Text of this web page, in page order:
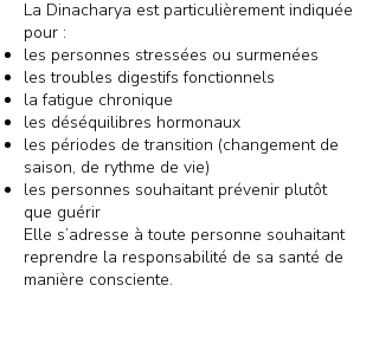
La Dinacharya est particulièrement indiquée
pour :
les personnes stressées ou surmenées
les troubles digestifs fonctionnels
la fatigue chronique
les déséquilibres hormonaux
les périodes de transition (changement de
saison, de rythme de vie)
les personnes souhaitant prévenir plutôt
que guérir
Elle s’adresse à toute personne souhaitant
reprendre la responsabilité de sa santé de
manière consciente.